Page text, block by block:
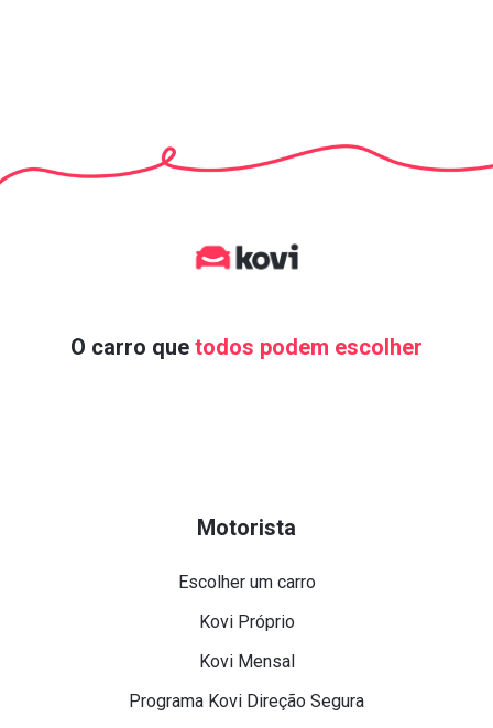
O carro que todos podem escolher
Motorista
Escolher um carro
Kovi Próprio
Kovi Mensal
Programa Kovi Direção Segura